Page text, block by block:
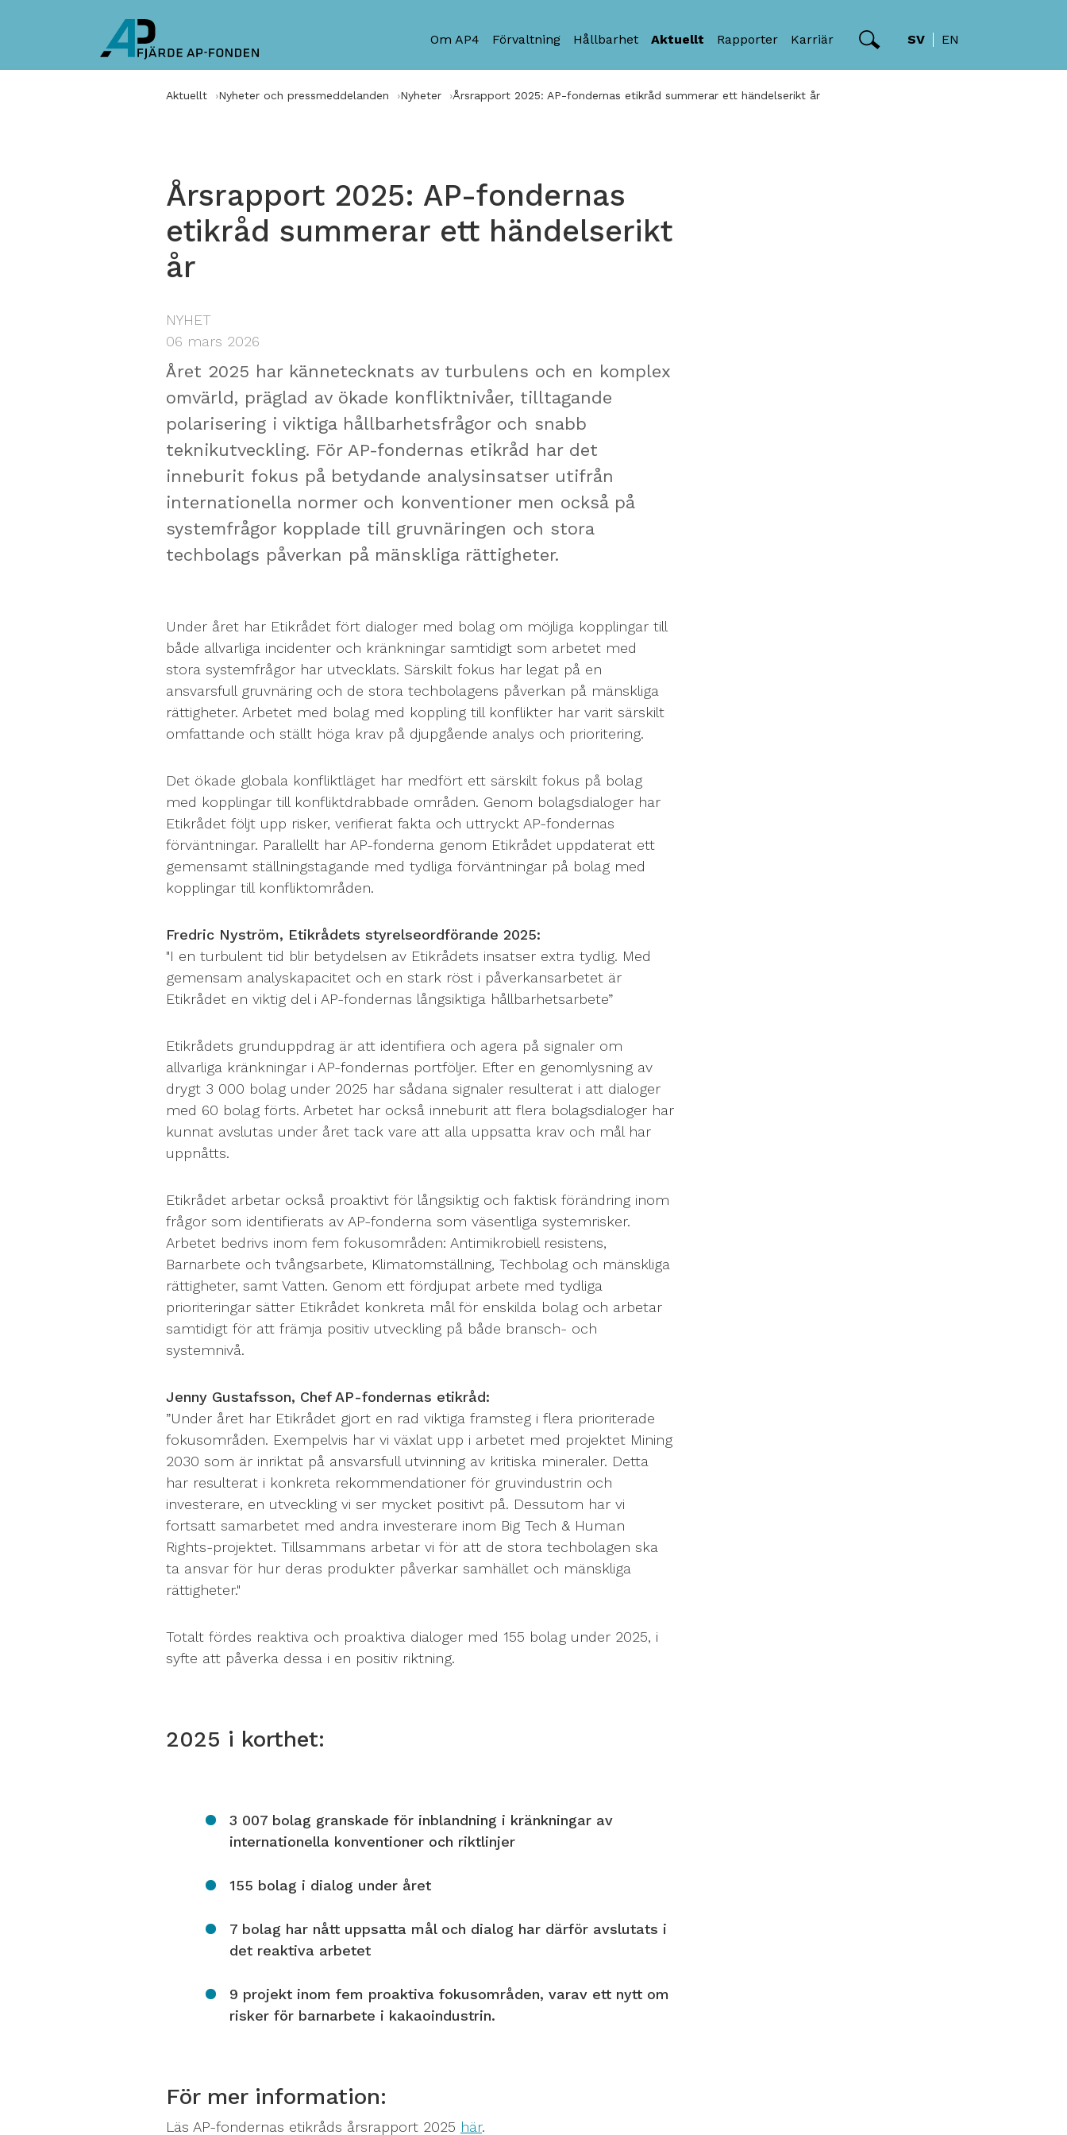
Om AP4 Förvaltning Hållbarhet Aktuellt Rapporter Karriär SV EN
Aktuellt Nyheter och pressmeddelanden Nyheter Årsrapport 2025: AP-fondernas etikråd summerar ett händelserikt år
Årsrapport 2025: AP-fondernas
etikråd summerar ett händelserikt
år
NYHET
06 mars 2026
Året 2025 har kännetecknats av turbulens och en komplex
omvärld, präglad av ökade konfliktnivåer, tilltagande
polarisering i viktiga hållbarhetsfrågor och snabb
teknikutveckling. För AP-fondernas etikråd har det
inneburit fokus på betydande analysinsatser utifrån
internationella normer och konventioner men också på
systemfrågor kopplade till gruvnäringen och stora
techbolags påverkan på mänskliga rättigheter.
Under året har Etikrådet fört dialoger med bolag om möjliga kopplingar till
både allvarliga incidenter och kränkningar samtidigt som arbetet med
stora systemfrågor har utvecklats. Särskilt fokus har legat på en
ansvarsfull gruvnäring och de stora techbolagens påverkan på mänskliga
rättigheter. Arbetet med bolag med koppling till konflikter har varit särskilt
omfattande och ställt höga krav på djupgående analys och prioritering.
Det ökade globala konfliktläget har medfört ett särskilt fokus på bolag
med kopplingar till konfliktdrabbade områden. Genom bolagsdialoger har
Etikrådet följt upp risker, verifierat fakta och uttryckt AP-fondernas
förväntningar. Parallellt har AP-fonderna genom Etikrådet uppdaterat ett
gemensamt ställningstagande med tydliga förväntningar på bolag med
kopplingar till konfliktområden.
Fredric Nyström, Etikrådets styrelseordförande 2025:
"I en turbulent tid blir betydelsen av Etikrådets insatser extra tydlig. Med
gemensam analyskapacitet och en stark röst i påverkansarbetet är
Etikrådet en viktig del i AP-fondernas långsiktiga hållbarhetsarbete”
Etikrådets grunduppdrag är att identifiera och agera på signaler om
allvarliga kränkningar i AP-fondernas portföljer. Efter en genomlysning av
drygt 3 000 bolag under 2025 har sådana signaler resulterat i att dialoger
med 60 bolag förts. Arbetet har också inneburit att flera bolagsdialoger har
kunnat avslutas under året tack vare att alla uppsatta krav och mål har
uppnåtts.
Etikrådet arbetar också proaktivt för långsiktig och faktisk förändring inom
frågor som identifierats av AP-fonderna som väsentliga systemrisker.
Arbetet bedrivs inom fem fokusområden: Antimikrobiell resistens,
Barnarbete och tvångsarbete, Klimatomställning, Techbolag och mänskliga
rättigheter, samt Vatten. Genom ett fördjupat arbete med tydliga
prioriteringar sätter Etikrådet konkreta mål för enskilda bolag och arbetar
samtidigt för att främja positiv utveckling på både bransch- och
systemnivå.
Jenny Gustafsson, Chef AP-fondernas etikråd:
”Under året har Etikrådet gjort en rad viktiga framsteg i flera prioriterade
fokusområden. Exempelvis har vi växlat upp i arbetet med projektet Mining
2030 som är inriktat på ansvarsfull utvinning av kritiska mineraler. Detta
har resulterat i konkreta rekommendationer för gruvindustrin och
investerare, en utveckling vi ser mycket positivt på. Dessutom har vi
fortsatt samarbetet med andra investerare inom Big Tech & Human
Rights-projektet. Tillsammans arbetar vi för att de stora techbolagen ska
ta ansvar för hur deras produkter påverkar samhället och mänskliga
rättigheter."
Totalt fördes reaktiva och proaktiva dialoger med 155 bolag under 2025, i
syfte att påverka dessa i en positiv riktning.
2025 i korthet:
3 007 bolag granskade för inblandning i kränkningar av
internationella konventioner och riktlinjer
155 bolag i dialog under året
7 bolag har nått uppsatta mål och dialog har därför avslutats i
det reaktiva arbetet
9 projekt inom fem proaktiva fokusområden, varav ett nytt om
risker för barnarbete i kakaoindustrin.
För mer information:
Läs AP-fondernas etikråds årsrapport 2025 här.